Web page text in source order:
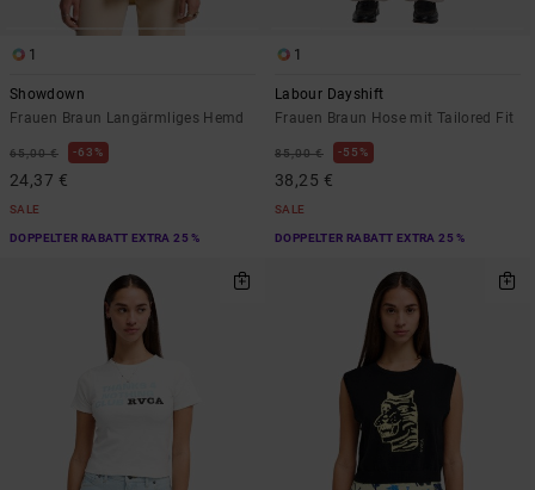
1
Showdown
Frauen Braun Langärmliges Hemd
65,00 € 63%
24,37 €
SALE
DOPPELTER RABATT EXTRA 25 %
1
Labour Dayshift
Frauen Braun Hose mit Tailored Fit
85,00 € 55%
38,25 €
SALE
DOPPELTER RABATT EXTRA 25 %